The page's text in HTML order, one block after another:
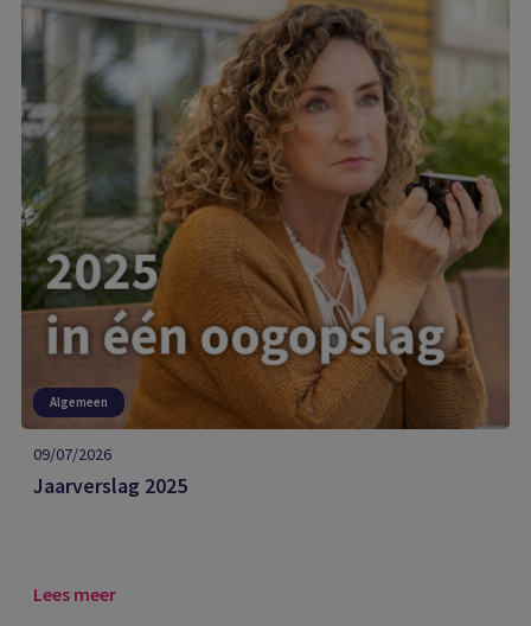
Algemeen
09/07/2026
Jaarverslag 2025
Lees meer